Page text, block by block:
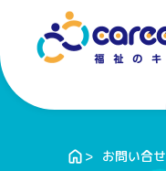
お問い合せ